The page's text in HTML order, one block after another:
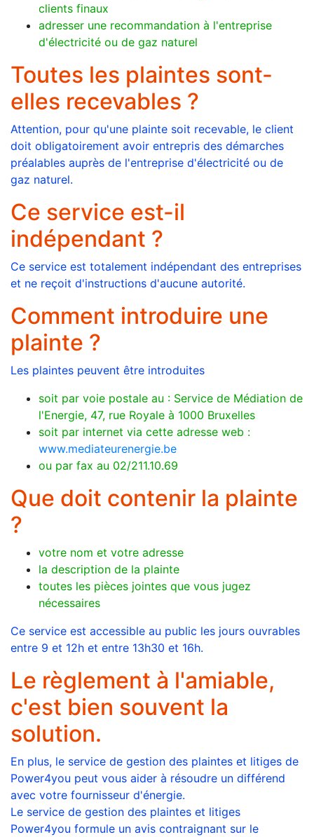
clients finaux
adresser une recommandation à l'entreprise
d'électricité ou de gaz naturel
Toutes les plaintes sont-
elles recevables ?
Attention, pour qu'une plainte soit recevable, le client
doit obligatoirement avoir entrepris des démarches
préalables auprès de l'entreprise d'électricité ou de
gaz naturel.
Ce service est-il
indépendant ?
Ce service est totalement indépendant des entreprises
et ne reçoit d'instructions d'aucune autorité.
Comment introduire une
plainte ?
Les plaintes peuvent être introduites
soit par voie postale au : Service de Médiation de
l'Energie, 47, rue Royale à 1000 Bruxelles
soit par internet via cette adresse web :
www.mediateurenergie.be
ou par fax au 02/211.10.69
Que doit contenir la plainte
?
votre nom et votre adresse
la description de la plainte
toutes les pièces jointes que vous jugez
nécessaires
Ce service est accessible au public les jours ouvrables
entre 9 et 12h et entre 13h30 et 16h.
Le règlement à l'amiable,
c'est bien souvent la
solution.
En plus, le service de gestion des plaintes et litiges de
Power4you peut vous aider à résoudre un différend
avec votre fournisseur d'énergie.
Le service de gestion des plaintes et litiges
Power4you formule un avis contraignant sur le